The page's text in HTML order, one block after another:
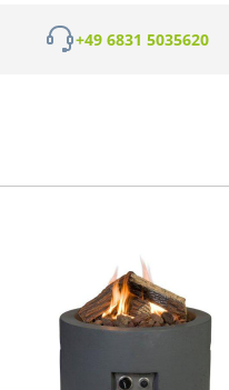
+49 6831 5035620